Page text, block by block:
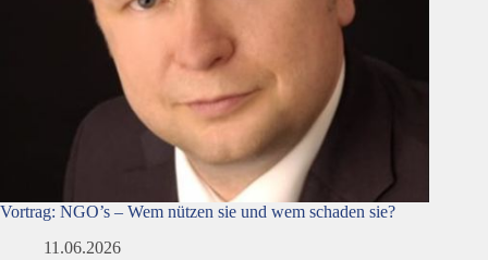
Vortrag: NGO’s – Wem nützen sie und wem schaden sie?
11.06.2026